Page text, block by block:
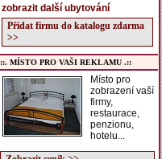
zobrazit další ubytování
Přidat firmu do katalogu zdarma
>>
::. MÍSTO PRO VAŠI REKLAMU .::
Místo pro
zobrazení vaší
firmy,
restaurace,
penzionu,
hotelu...